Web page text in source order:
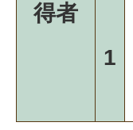
得者
1